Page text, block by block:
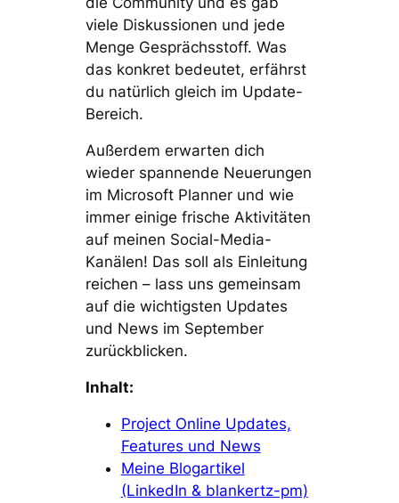
viele Diskussionen und jede
Menge Gesprächsstoff. Was
das konkret bedeutet, erfährst
du natürlich gleich im Update-
Bereich.
Außerdem erwarten dich
wieder spannende Neuerungen
im Microsoft Planner und wie
immer einige frische Aktivitäten
auf meinen Social-Media-
Kanälen! Das soll als Einleitung
reichen – lass uns gemeinsam
auf die wichtigsten Updates
und News im September
zurückblicken.
Inhalt:
Project Online Updates,
Features und News
Meine Blogartikel
(LinkedIn & blankertz-pm)